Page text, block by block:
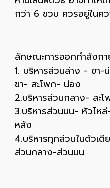
กว่า 6 ขวบ ควรอยู่ในค
ลักษณะการออกกำลังกา
1. บริหารส่วนล่าง - ขา-
ขา- สะโพก- น่อง
2.บริหารส่วนกลาง- สะ
3.บริหารส่วนบน- หัวไ
หลัง
4.บริหารทุกส่วนในตัวเ
ส่วนกลาง-ส่วนบน